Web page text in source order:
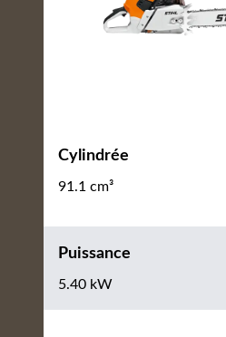
Cylindrée
91.1 cm³
Puissance
5.40 kW